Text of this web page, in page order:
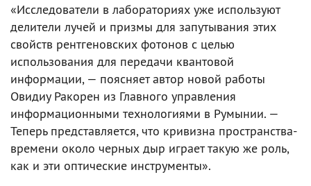
«Исследователи в лабораториях уже используют
делители лучей и призмы для запутывания этих
свойств рентгеновских фотонов с целью
использования для передачи квантовой
информации, — поясняет автор новой работы
Овидиу Ракорен из Главного управления
информационными технологиями в Румынии. —
Теперь представляется, что кривизна пространства-
времени около черных дыр играет такую же роль,
как и эти оптические инструменты».